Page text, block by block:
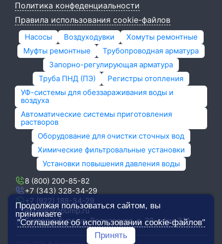
Политика конфеденциальности
Правила использования cookie-файлов
Насосы Воздуходувки
Хомуты ремонтные
Муфты ремонтные
Трубопроводная арматура
Запорно-регулирующая арматура
Труба ПНД (ПЭ)
Регистры отопления
УФ-системы для обеззараживания воды и
воздуха
Автоматические системы приготовления
растворов
Оборудование для очистки сточных вод
Химические фильтровальные установки
Установки повышения давления воды
8 (800) 200-85-82
+7 (343) 328-34-29
+7 (922) 188-34-29
ekb@evropump.ru
Екатеринбург, ​ул. Волховская, д. 20, офис 321
Продолжая пользоваться сайтом, вы
принимаете
"Соглашение об использовании cookie-файлов"
Принять